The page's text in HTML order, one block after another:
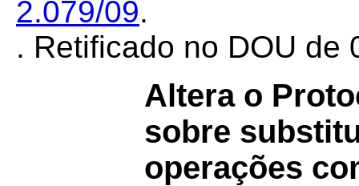
2.079/09.
. Retificado no DOU de
Altera o
sobre
operações